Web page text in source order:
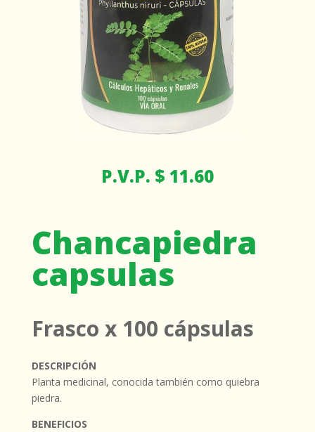
P.V.P. $ 11.60
Chancapiedra
capsulas
Frasco x 100 cápsulas
DESCRIPCIÓN
Planta medicinal, conocida también como quiebra
piedra.
BENEFICIOS